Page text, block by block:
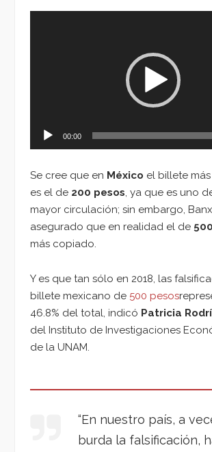
00:00
Se cree que en México el billete
es el de 200 pesos, ya que es uno
mayor circulación; sin embargo,
asegurado que en realidad el de
más copiado.
Y es que tan sólo en 2018, las
billete mexicano de 500 pesos
46.8% del total, indicó Patricia
del Instituto de Investigaciones
de la UNAM.
“En nuestro país, a
burda la falsificación,